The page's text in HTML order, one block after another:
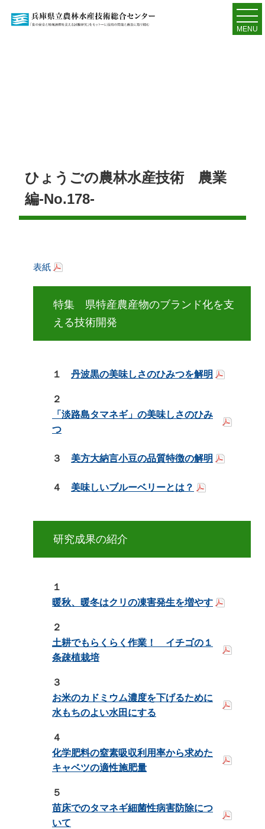
MENU
ひょうごの農林水産技術 農業
編-No.178-
表紙
特集 県特産農産物のブランド化を支
える技術開発
１ 丹波黒の美味しさのひみつを解明
２
「淡路島タマネギ」の美味しさのひみ
つ
３ 美方大納言小豆の品質特徴の解明
４ 美味しいブルーベリーとは？
研究成果の紹介
１
暖秋、暖冬はクリの凍害発生を増やす
２
土耕でもらくらく作業！ イチゴの１
条疎植栽培
３
お米のカドミウム濃度を下げるために
水もちのよい水田にする
４
化学肥料の窒素吸収利用率から求めた
キャベツの適性施肥量
５
苗床でのタマネギ細菌性病害防除につ
いて